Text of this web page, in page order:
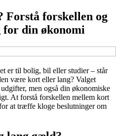
forskellen og
din økonomi
er til bolig, bil eller studier – står
være kort eller lang? Valget
men også din økonomiske
At forstå forskellen mellem kort
at træffe kloge beslutninger om